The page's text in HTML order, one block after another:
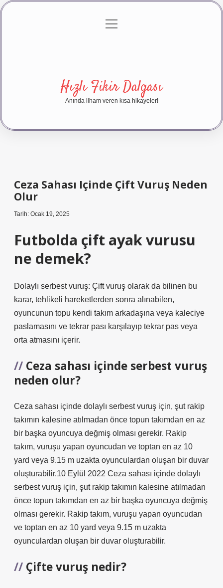
Gizlilik Politikası
menüyü
Hızlı Fikir Dalgası
Anında ilham veren kısa hikayeler!
Ceza Sahası Içinde Çift Vuruş Neden
Olur
Tarih: Ocak 19, 2025
Futbolda çift ayak vurusu
ne demek?
Dolaylı serbest vuruş: Çift vuruş olarak da bilinen bu
karar, tehlikeli hareketlerden sonra alınabilen,
oyuncunun topu kendi takım arkadaşına veya kaleciye
paslamasını ve tekrar pası karşılayıp tekrar pas veya
orta atmasını içerir.
Ceza sahası içinde serbest vuruş
neden olur?
Ceza sahası içinde dolaylı serbest vuruş için, şut rakip
takımın kalesine atılmadan önce topun takımdan en az
bir başka oyuncuya değmiş olması gerekir. Rakip
takım, vuruşu yapan oyuncudan ve toptan en az 10
yard veya 9.15 m uzakta oyunculardan oluşan bir duvar
oluşturabilir.10 Eylül 2022 Ceza sahası içinde dolaylı
serbest vuruş için, şut rakip takımın kalesine atılmadan
önce topun takımdan en az bir başka oyuncuya değmiş
olması gerekir. Rakip takım, vuruşu yapan oyuncudan
ve toptan en az 10 yard veya 9.15 m uzakta
oyunculardan oluşan bir duvar oluşturabilir.
Çifte vuruş nedir?